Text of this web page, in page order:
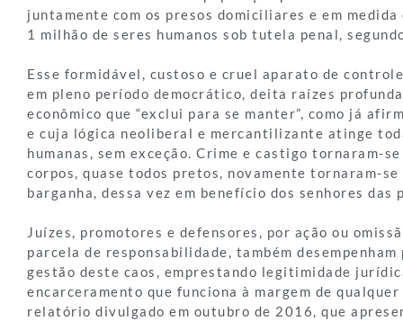
juntamente com os presos domiciliares e em medida
1 milhão de seres humanos sob tutela penal,
Esse formidável, custoso e cruel aparato de
em pleno período democrático, deita raízes
econômico que “exclui para se manter”, como já
e cuja lógica neoliberal e mercantilizante atinge
humanas, sem exceção. Crime e castigo tornaram-
corpos, quase todos pretos, novamente tornaram-
barganha, dessa vez em benefício dos senhores
Juízes, promotores e defensores, por ação ou
parcela de responsabilidade, também
gestão deste caos, emprestando legitimidade
encarceramento que funciona à margem de
relatório divulgado em outubro de 2016, que